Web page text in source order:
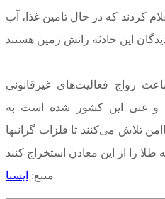
کردند که در حال تامین غذا، آب
رواج فعالیت‌های غیرقانونی
و غنی این کشور شده است به
تلاش می‌کنند تا فلزات گرانبها
منبع: ایسنا